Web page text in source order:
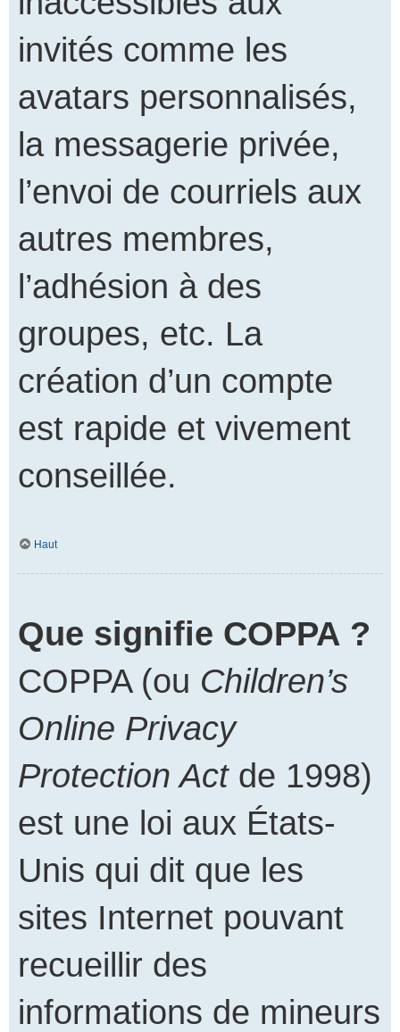
invités comme les
avatars personnalisés,
la messagerie privée,
l’envoi de courriels aux
autres membres,
l’adhésion à des
groupes, etc. La
création d’un compte
est rapide et vivement
conseillée.
Haut
Que signifie COPPA ?
COPPA (ou Children’s
Online Privacy
Protection Actde 1998)
est une loi aux États-
Unis qui dit que les
sites Internet pouvant
recueillir des
informations de mineurs